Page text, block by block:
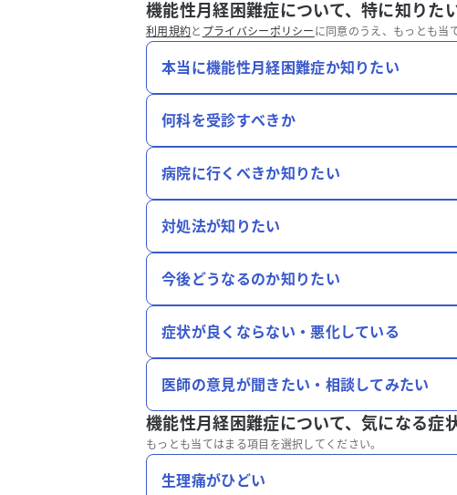
機能性月経困難症について、特に知りた
利用規約と プライバシーポリシー に同意のうえ、もっとも当
本当に機能性月経困難症か知りたい
何科を受診すべきか
病院に行くべきか知りたい
対処法が知りたい
今後どうなるのか知りたい
症状が良くならない・悪化している
医師の意見が聞きたい・相談してみたい
機能性月経困難症について、気になる症
もっとも当てはまる項目を選択してください。
生理痛がひどい